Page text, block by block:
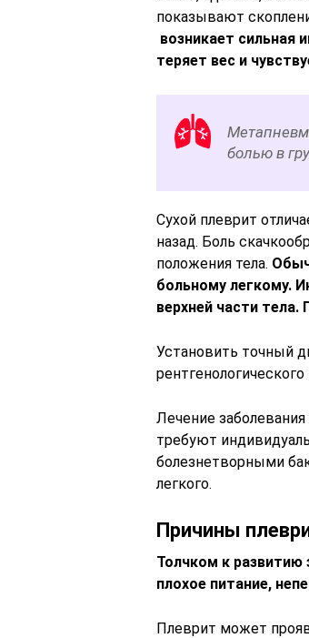
показывают
возникает сильная
теряет вес и
болью в
Сухой плеврит
назад. Боль
положения тела.
больному легкому.
верхней части тела.
Установить точный
Лечение
требуют
болезнетворными
легкого.
Причины
Толчком к развитию
плохое питание,
Плеврит может